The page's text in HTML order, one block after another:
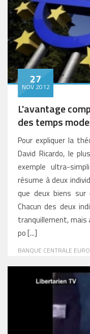
27
NOV 2012
L'avantage
des temps
Pour expliquer la
David Ricardo, le
exemple ultra-
résume à deux
que deux biens
Chacun des deux
tranquillement, mais
po [...]
BANQUE CENTRALE